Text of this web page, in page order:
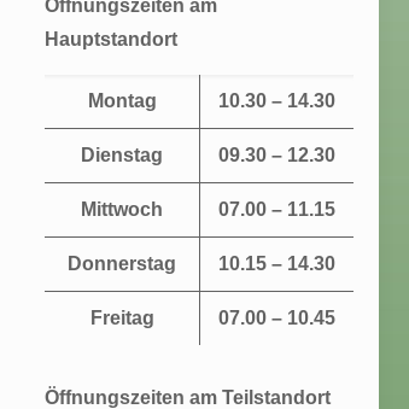
Öffnungszeiten am
Hauptstandort
Montag 10.30 – 14.30
Dienstag 09.30 – 12.30
Mittwoch 07.00 – 11.15
Donnerstag 10.15 – 14.30
Freitag 07.00 – 10.45
Öffnungszeiten am Teilstandort